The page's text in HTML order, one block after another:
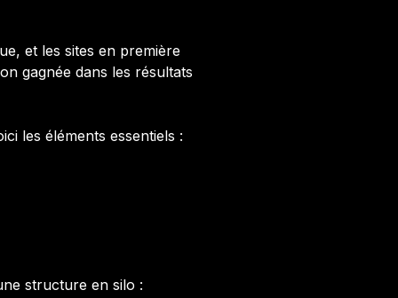
et les sites en première
gagnée dans les résultats
les éléments essentiels :
structure en silo :